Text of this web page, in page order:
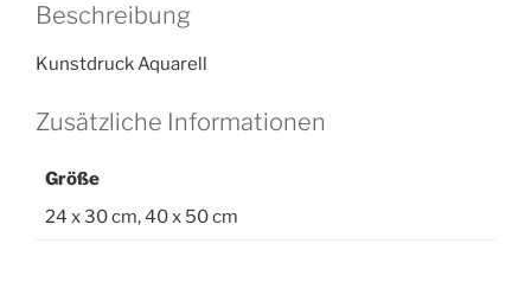
Beschreibung
Kunstdruck Aquarell
Zusätzliche Informationen
Größe
24 x 30 cm, 40 x 50 cm